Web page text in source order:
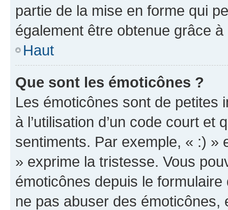
partie de la mise en forme qui
également être obtenue grâce à
Haut
Que sont les émoticônes ?
Les émoticônes sont de petites
à l’utilisation d’un code court et
sentiments. Par exemple, « :) »
» exprime la tristesse. Vous
émoticônes depuis le
ne pas abuser des